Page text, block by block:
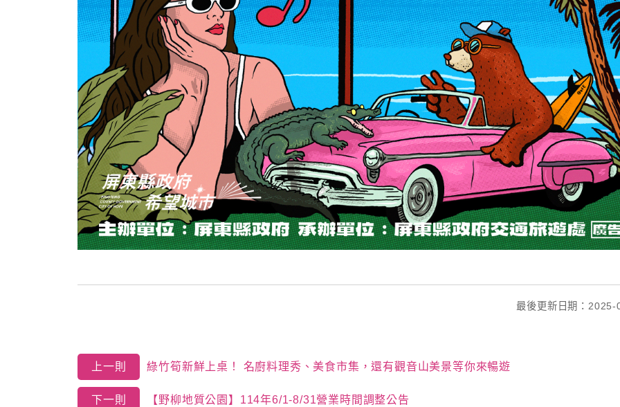
最後更新日期：
上一則 綠竹筍新鮮上桌！ 名廚料理秀、美食市集，還有觀音山美景等你來暢遊
下一則 【野柳地質公園】114年6/1-8/31營業時間調整公告